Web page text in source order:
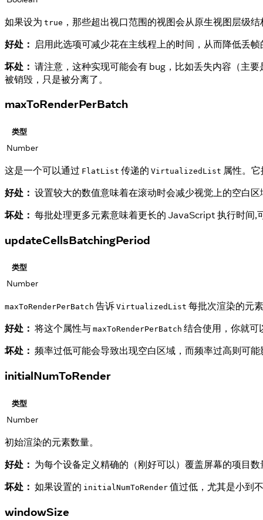
如果设为 true ，那些超出视口范围的视图会从原生视图层级
好处： 启用此选项可减少花在主线程上的时间，从而降低丢
坏处： 请注意，这种实现可能会有 bug，比如丢失内容（主
被销毁，只是被分离了。
maxToRenderPerBatch
类型
Number
这是一个可以通过 FlatList 传递的 VirtualizedList 属性。
好处： 设置较大的数值意味着在滚动时会减少视觉上的空白
坏处： 每批处理更多元素意味着更长的 JavaScript 执行时间
updateCellsBatchingPeriod
类型
Number
maxToRenderPerBatch 告诉 VirtualizedList 每批次渲染的元
好处： 将这个属性与 maxToRenderPerBatch 结合使用，你就可
坏处： 频率过低可能会导致出现空白区域，而频率过高则可
initialNumToRender
类型
Number
初始渲染的元素数量。
好处： 为每个设备定义精确的（刚好可以）覆盖屏幕的项目
坏处： 如果设置的 initialNumToRender 值过低，尤其是小到
windowSize